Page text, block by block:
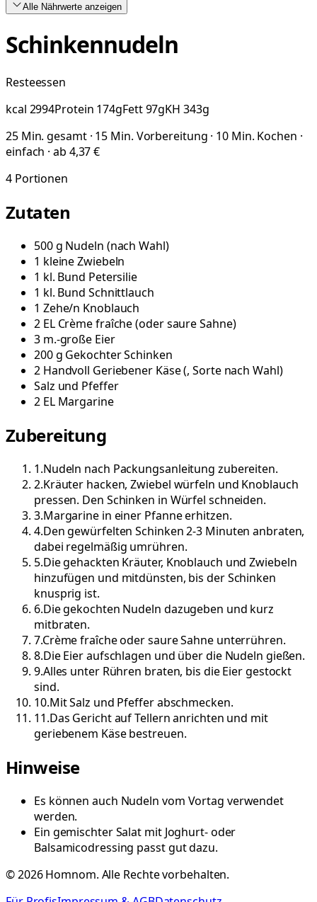
Alle Nährwerte anzeigen
Schinkennudeln
Resteessen
kcal 2994Protein 174gFett97gKH 343g
25 Min. gesamt · 15 Min. Vorbereitung · 10 Min. Kochen ·
einfach · ab 4,37 €
4 Portionen
Zutaten
500g Nudeln (nach Wahl)
1 kleineZwiebeln
1 kl. Bund Petersilie
1 kl. Bund Schnittlauch
1 Zehe/n Knoblauch
2 EL Crème fraîche(oder saure Sahne)
3 m.-große Eier
200g Gekochter Schinken
2 Handvoll Geriebener Käse(, Sorte nach Wahl)
Salz und Pfeffer
2 EL Margarine
Zubereitung
1.Nudeln nach Packungsanleitung zubereiten.
2.Kräuter hacken, Zwiebel würfeln und Knoblauch
pressen. Den Schinken in Würfel schneiden.
3.Margarine in einer Pfanne erhitzen.
4.Den gewürfelten Schinken 2-3 Minuten anbraten,
dabei regelmäßig umrühren.
5.Die gehackten Kräuter, Knoblauch und Zwiebeln
hinzufügen und mitdünsten, bis der Schinken
knusprig ist.
6.Die gekochten Nudeln dazugeben und kurz
mitbraten.
7.Crème fraîche oder saure Sahne unterrühren.
8.Die Eier aufschlagen und über die Nudeln gießen.
9.Alles unter Rühren braten, bis die Eier gestockt
sind.
10.Mit Salz und Pfeffer abschmecken.
11.Das Gericht auf Tellern anrichten und mit
geriebenem Käse bestreuen.
Hinweise
Es können auch Nudeln vom Vortag verwendet
werden.
Ein gemischter Salat mit Joghurt- oder
Balsamicodressing passt gut dazu.
©2026Homnom. Alle Rechte vorbehalten.